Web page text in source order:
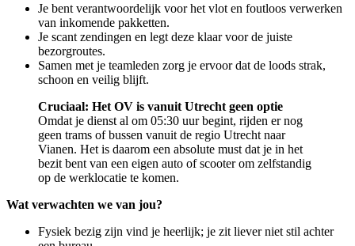
Je bent verantwoordelijk voor het vlot en foutloos verwerken
van inkomende pakketten.
Je scant zendingen en legt deze klaar voor de juiste
bezorgroutes.
Samen met je teamleden zorg je ervoor dat de loods strak,
schoon en veilig blijft.
Cruciaal: Het OV is vanuit Utrecht geen optie
Omdat je dienst al om 05:30 uur begint, rijden er nog
geen trams of bussen vanuit de regio Utrecht naar
Vianen. Het is daarom een absolute must dat je in het
bezit bent van een eigen auto of scooter om zelfstandig
op de werklocatie te komen.
Wat verwachten we van jou?
Fysiek bezig zijn vind je heerlijk; je zit liever niet stil achter